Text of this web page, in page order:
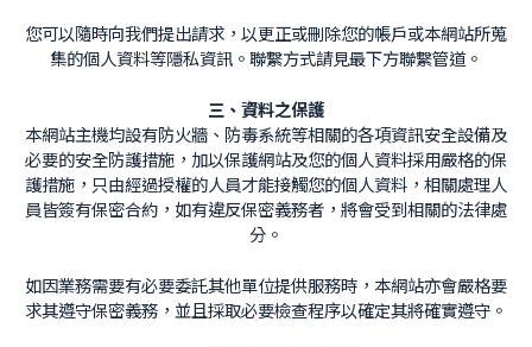
您可以隨時向我們提出請求，以更正或刪除您的帳戶或本網站所蒐
集的個人資料等隱私資訊。聯繫方式請見最下方聯繫管道。
三、資料之保護
本網站主機均設有防火牆、防毒系統等相關的各項資訊安全設備及
必要的安全防護措施，加以保護網站及您的個人資料採用嚴格的保
護措施，只由經過授權的人員才能接觸您的個人資料，相關處理人
員皆簽有保密合約，如有違反保密義務者，將會受到相關的法律處
分。
如因業務需要有必要委託其他單位提供服務時，本網站亦會嚴格要
求其遵守保密義務，並且採取必要檢查程序以確定其將確實遵守。